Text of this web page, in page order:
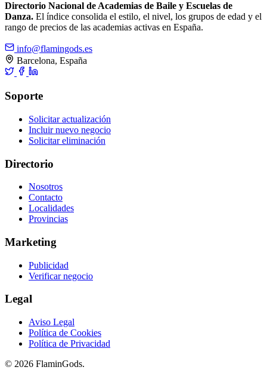
Directorio Nacional de Academias de Baile y Escuelas de
Danza. El índice consolida el estilo, el nivel, los grupos de edad y el
rango de precios de las academias activas en España.
info@flamingods.es
Barcelona, España
Soporte
Solicitar actualización
Incluir nuevo negocio
Solicitar eliminación
Directorio
Nosotros
Contacto
Localidades
Provincias
Marketing
Publicidad
Verificar negocio
Legal
Aviso Legal
Política de Cookies
Política de Privacidad
© 2026 FlaminGods.